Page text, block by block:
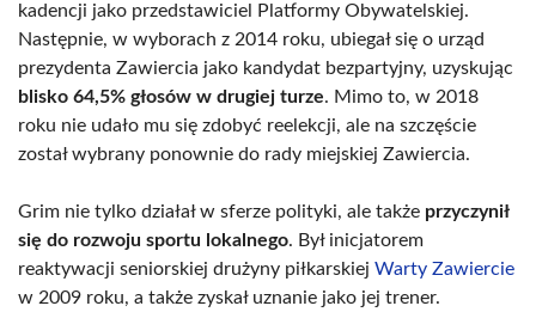
kadencji jako przedstawiciel Platformy Obywatelskiej.
Następnie, w wyborach z 2014 roku, ubiegał się o urząd
prezydenta Zawiercia jako kandydat bezpartyjny, uzyskując
blisko 64,5% głosów w drugiej turze. Mimo to, w 2018
roku nie udało mu się zdobyć reelekcji, ale na szczęście
został wybrany ponownie do rady miejskiej Zawiercia.
Grim nie tylko działał w sferze polityki, ale także przyczynił
się do rozwoju sportu lokalnego. Był inicjatorem
reaktywacji seniorskiej drużyny piłkarskiej Warty Zawiercie
w 2009 roku, a także zyskał uznanie jako jej trener.